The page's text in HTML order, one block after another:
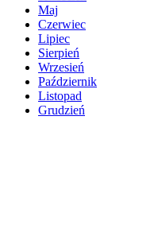
Maj
Czerwiec
Lipiec
Sierpień
Wrzesień
Październik
Listopad
Grudzień